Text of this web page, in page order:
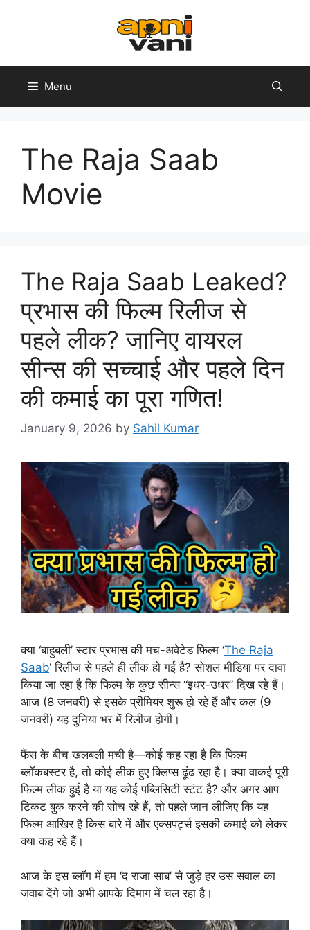
Menu
The Raja Saab
Movie
The Raja Saab Leaked?
प्रभास की फिल्म रिलीज से
पहले लीक? जानिए वायरल
सीन्स की सच्चाई और पहले दिन
की कमाई का पूरा गणित!
January 9, 2026 by Sahil Kumar
क्या ‘बाहुबली’ स्टार प्रभास की मच-अवेटेड फिल्म ‘The Raja
Saab‘ रिलीज से पहले ही लीक हो गई है? सोशल मीडिया पर दावा
किया जा रहा है कि फिल्म के कुछ सीन्स “इधर-उधर” दिख रहे हैं।
आज (8 जनवरी) से इसके प्रीमियर शुरू हो रहे हैं और कल (9
जनवरी) यह दुनिया भर में रिलीज होगी।
फैंस के बीच खलबली मची है—कोई कह रहा है कि फिल्म
ब्लॉकबस्टर है, तो कोई लीक हुए क्लिप्स ढूंढ रहा है। क्या वाकई पूरी
फिल्म लीक हुई है या यह कोई पब्लिसिटी स्टंट है? और अगर आप
टिकट बुक करने की सोच रहे हैं, तो पहले जान लीजिए कि यह
फिल्म आखिर है किस बारे में और एक्सपर्ट्स इसकी कमाई को लेकर
क्या कह रहे हैं।
आज के इस ब्लॉग में हम ‘द राजा साब’ से जुड़े हर उस सवाल का
जवाब देंगे जो अभी आपके दिमाग में चल रहा है।